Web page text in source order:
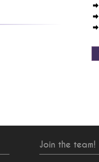
Join the team!